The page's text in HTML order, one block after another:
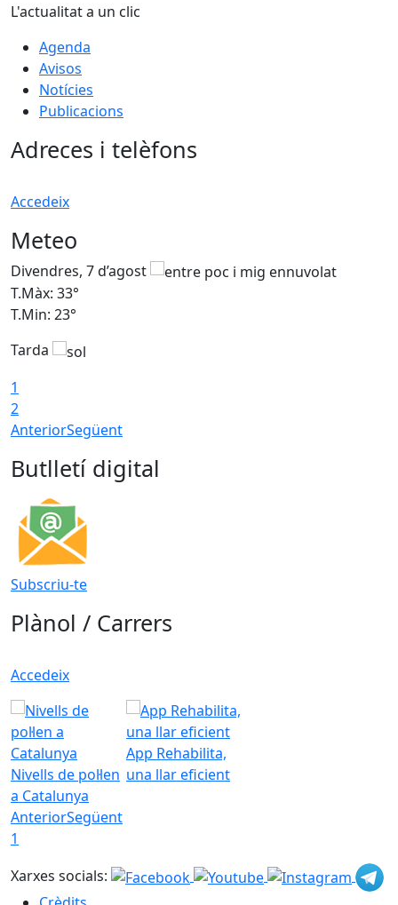
L'actualitat a un clic
Agenda
Avisos
Notícies
Publicacions
Adreces i telèfons
Accedeix
Meteo
Divendres, 7 d’agost
T.Màx: 33°
T.Min: 23°
Tarda
1
2
AnteriorSegüent
Butlletí digital
Subscriu-te
Plànol / Carrers
Accedeix
Nivells de pol·len
a Catalunya
App Rehabilita,
una llar eficient
AnteriorSegüent
1
Xarxes socials: